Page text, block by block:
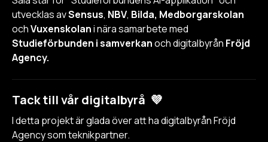
utvecklas avSensus, NBV, Bilda, Medborgarskolan
ochVuxenskolani nära samarbete med
Studieförbunden i samverkanoch digitalbyrån Fröjd
Agency.
Tack till vår digitalbyrå 💜
I detta projekt är glada över att ha digitalbyrån Fröjd
Agency som teknikpartner.